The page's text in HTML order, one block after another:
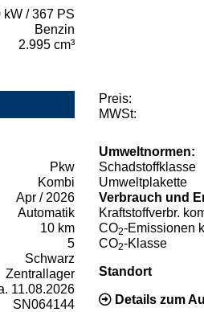
kW / 367 PS
Benzin
2.995 cm³
Preis:
MWSt:
Pkw
Kombi
Apr / 2026
Automatik
10 km
5
Schwarz
Zentrallager
11.08.2026
SN064144
Umweltnormen:
Schadstoffklasse
Umweltplakette
Verbrauch und
Kraftstoffverbr.
CO2-Emissionen
CO2-Klasse
Standort
Details zum